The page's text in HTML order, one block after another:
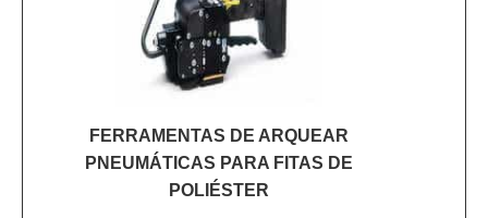
FERRAMENTAS DE ARQUEAR
PNEUMÁTICAS PARA FITAS DE
POLIÉSTER